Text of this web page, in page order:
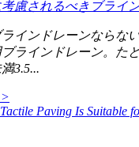
慮されるべきブライ
インドレーンならな
ラインドレーン。た
3.5...
Paving Is Suitable